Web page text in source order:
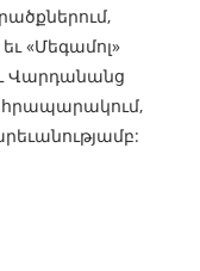
«Մեգամոլ»
Վարդանանց